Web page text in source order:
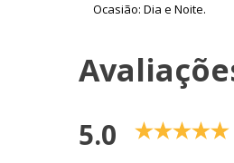
Ocasião: Dia e Noite.
5.0